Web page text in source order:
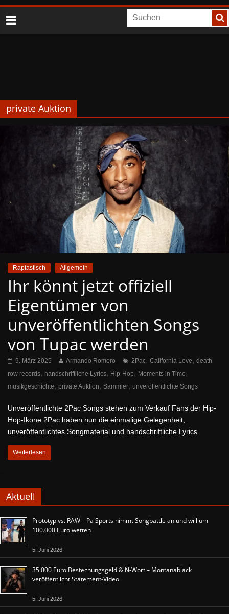
private Auktion
Raptastisch Allgemein
Ihr könnt jetzt offiziell
Eigentümer von
unveröffentlichten Songs
von Tupac werden
9. März 2025 Armando Romero 2Pac, California Love, death
row records, handschriftliche Lyrics, Hip-Hop, Moments in Time,
musikgeschichte, private Auktion, Sammler, unveröffentlichte Songs
Unveröffentlichte 2Pac Songs stehen zum Verkauf Fans der Hip-
Hop-Ikone 2Pac haben nun die einmalige Gelegenheit,
unveröffentlichtes Songmaterial und handschriftliche Lyrics
Weiterlesen
Aktuell
Prototyp vs. RAW – Pa Sports nimmt Songbattle an und will um
100.000 Euro wetten
5. Juni 2026
35.000 Euro Bestechungsgeld & N-Wort – Montanablack
veröffentlicht Statement-Video
5. Juni 2026